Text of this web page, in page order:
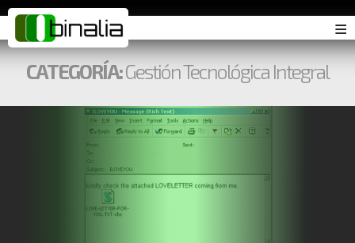
≡
CATEGORÍA:Gestión Tecnológica Integral